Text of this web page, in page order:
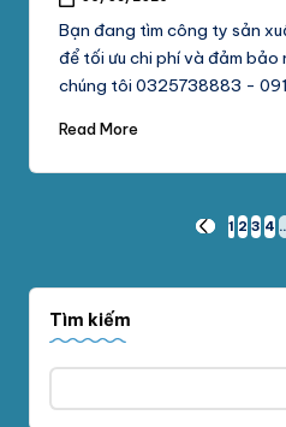
Bạn đang tìm công ty sản
để tối ưu chi phí và đảm bảo
chúng tôi 0325738883 -
Read More
trang
bài
viết
PREVIOUS
1 2 3 4
Tìm kiếm